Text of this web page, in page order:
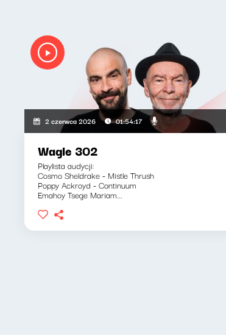
2 czerwca 2026 01:54:17
Wagle 302
Playlista audycji:
Cosmo Sheldrake - Mistle Thrush
Poppy Ackroyd - Continuum
Emahoy Tsege Mariam...